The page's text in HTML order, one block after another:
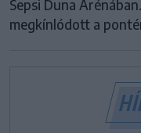
Sepsi Duna
megkínlódott a